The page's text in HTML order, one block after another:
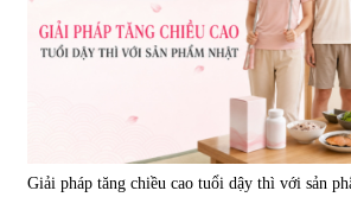
Giải pháp tăng chiều cao tuổi dậy thì với sản